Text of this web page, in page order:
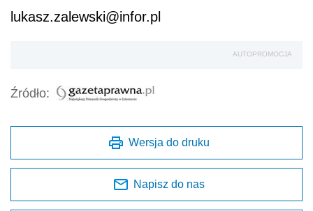
lukasz.zalewski@infor.pl
AUTOPROMOCJA
Źródło:
Wersja do druku
Napisz do nas